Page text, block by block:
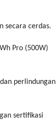
secara cerdas.
Pro (500W)
perlindungan
sertifikasi